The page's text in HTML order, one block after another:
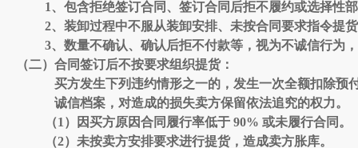
1、包含拒绝签订合同、签订合同后拒不履约或选择性
2、装卸过程中不服从装卸安排、未按合同要求指令提
3、数量不确认、确认后拒不付款等，视为不诚信行为
（二）合同签订后不按要求组织提货：
买方发生下列违约情形之一的，发生一次全额扣除预
诚信档案，对造成的损失卖方保留依法追究的权力。
（1 ）因买方原因合同履行率低于 90% 或未履行合同。
（2）未按卖方安排要求进行提货，造成卖方胀库。